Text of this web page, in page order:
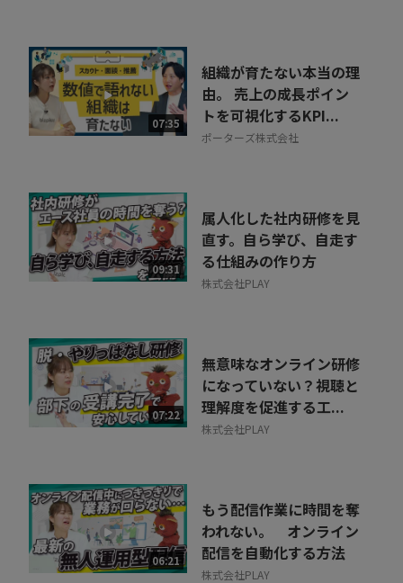
07:35
組織が育たない本当の理
由。 売上の成長ポイン
トを可視化するKPI...
ポーターズ株式会社
09:31
属人化した社内研修を見
直す。自ら学び、自走す
る仕組みの作り方
株式会社PLAY
07:22
無意味なオンライン研修
になっていない？視聴と
理解度を促進する工...
株式会社PLAY
06:21
もう配信作業に時間を奪
われない。 オンライン
配信を自動化する方法
株式会社PLAY